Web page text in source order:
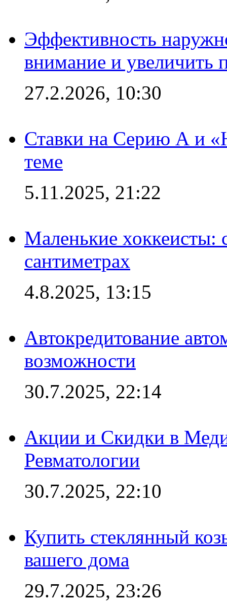
Эффективность
внимание и увеличить
27.2.2026, 10:30
Ставки на Серию А и
теме
5.11.2025, 21:22
Маленькие хоккеисты:
сантиметрах
4.8.2025, 13:15
Автокредитование
возможности
30.7.2025, 22:14
Акции и Скидки в
Ревматологии
30.7.2025, 22:10
Купить стеклянный
вашего дома
29.7.2025, 23:26